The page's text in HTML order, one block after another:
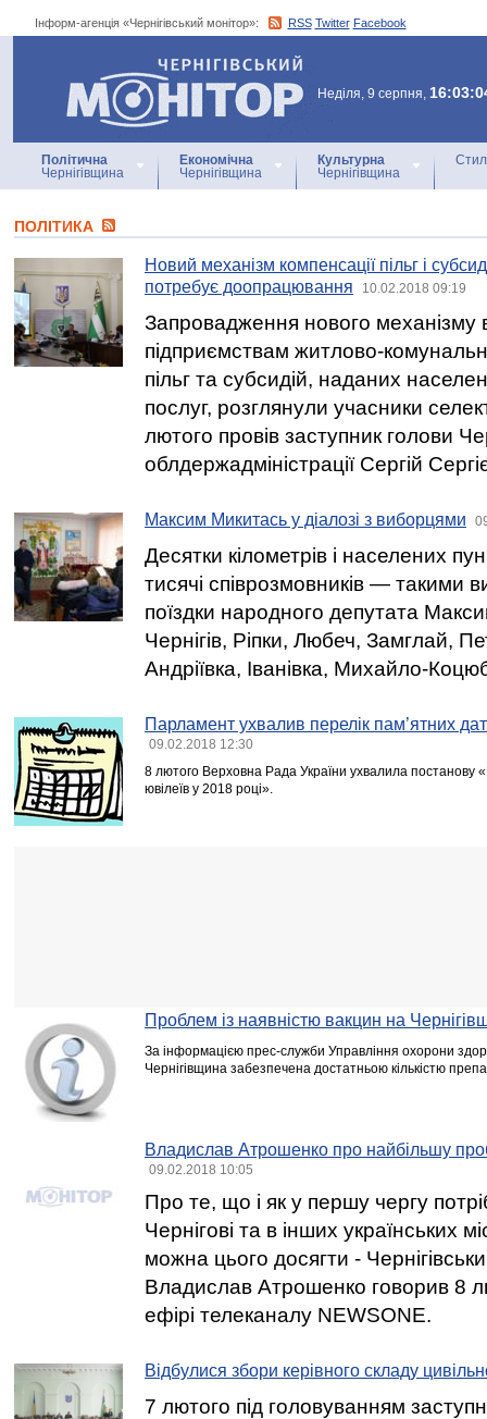
Інформ-агенція «Чернігівський монітор»: RSS Twitter Facebook
Інформ-агенція
«Чернігівський монітор»
Неділя, 9 серпня,
Політична
Чернігівщина
Економічна
Чернігівщина
Культурна
Чернігівщина
ПОЛІТИКА
Новий механізм компенсації пільг і
потребує доопрацювання
10.02.2018 09:19
Запровадження нового механізму
підприємствам житлово-
пільг та субсидій, наданих
послуг, розглянули учасники
лютого провів заступник голови
облдержадміністрації Сергій
Максим Микитась у діалозі з виборцями
Десятки кілометрів і населених
тисячі співрозмовників — такими
поїздки народного депутата
Чернігів, Ріпки, Любеч, Замглай,
Андріївка, Іванівка, Михайло-
Парламент ухвалив перелік пам’ятних дат
09.02.2018 12:30
8 лютого Верховна Рада України ухвалила постанову
ювілеїв у 2018 році».
Проблем із наявністю вакцин на
За інформацією прес-служби Управління охорони
Чернігівщина забезпечена достатньою кількістю
Владислав Атрошенко про найбільшу
09.02.2018 10:05
Про те, що і як у першу чергу
Чернігові та в інших українських
можна цього досягти -
Владислав Атрошенко говорив 8
ефірі телеканалу NEWSONE.
Відбулися збори керівного складу
7 лютого під головуванням